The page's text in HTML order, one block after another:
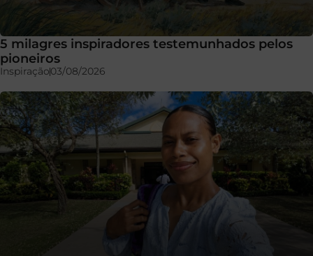
5 milagres inspiradores testemunhados pelos
pioneiros
Inspiração03/08/2026